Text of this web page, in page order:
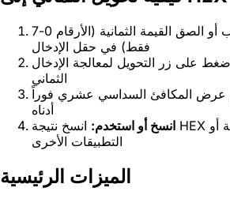
اكتب أو الصق القيمة الثمانية (الأرقام 0-7
فقط) في حقل الإدخال
على زر التحويل لمعالجة الإدخال
الثماني
عرض المكافئ السداسي عشري فوراً
أدناه
انسخ أو استخدم: انسخ نتيجة HEX لاستخدامها في البرمجة أو
التطبيقات الأخرى
الميزات الرئيسية